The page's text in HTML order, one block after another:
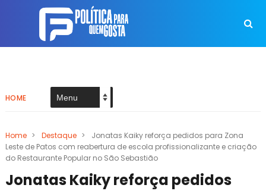
HOME
Home > Destaque >
Jonatas Kaiky reforça pedidos para Zona
Leste de Patos com reabertura de escola profissionalizante e criação
do Restaurante Popular no São Sebastião
Jonatas Kaiky reforça pedidos